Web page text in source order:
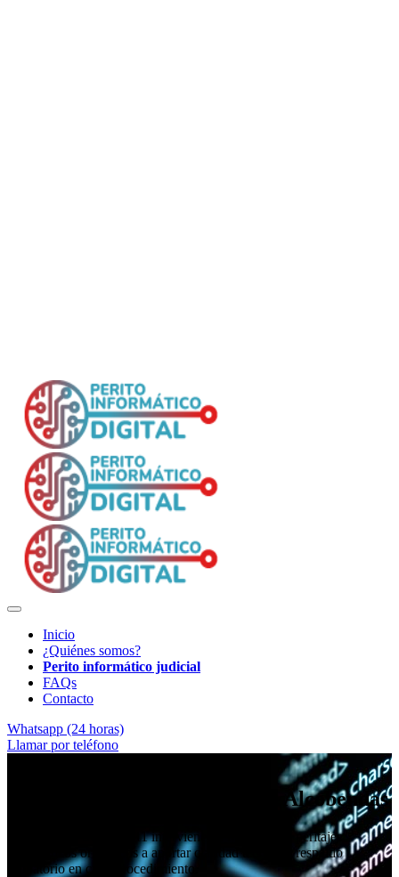
Inicio
¿Quiénes somos?
Perito informático judicial
FAQs
Contacto
Whatsapp (24 horas)
Llamar por teléfono
Perito informático judicial en Alcobendas
El equipo de SOCIAL11 interviene en Madrid con peritajes
informáticos orientados a aportar claridad técnica y respaldo
probatorio en cada procedimiento.